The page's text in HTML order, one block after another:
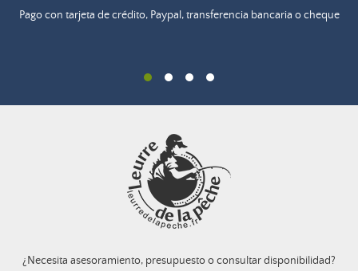
Pago con tarjeta de crédito, Paypal, transferencia bancaria o cheque
¿Necesita asesoramiento, presupuesto o consultar disponibilidad?